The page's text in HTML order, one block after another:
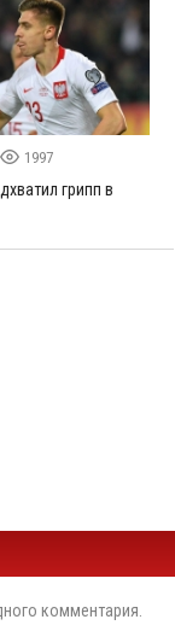
1997
грипп в
комментария.